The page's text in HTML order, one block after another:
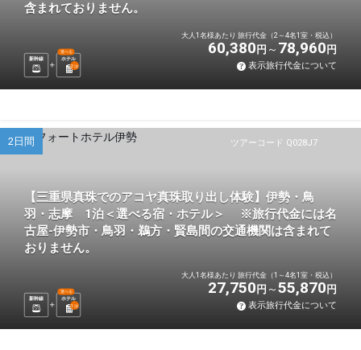
含まれておりません。
新幹線 ホテル
選べる
2泊
大人1名様あたり 旅行代金（2～4名1室・税込）
60,380 円 78,960 円
表示旅行代金について
ツアーコード Q028J7
2日間
【三重県真珠でのアコヤ真珠取り出し体験】伊勢・鳥
羽・志摩 1泊＜選べる宿・ホテル＞ ※旅行代金には名
古屋-伊勢市・鳥羽・鵜方・賢島間の交通機関は含まれて
おりません。
新幹線 ホテル
選べる
1 泊
大人1名様あたり 旅行代金（1～4名1室・税込）
27,750 円 55,870 円
表示旅行代金について